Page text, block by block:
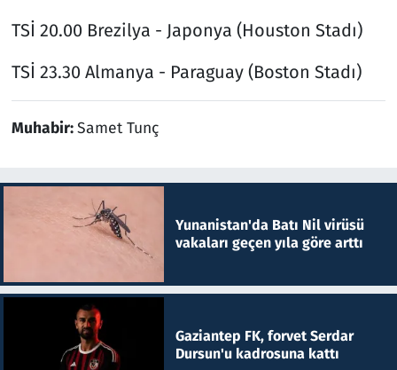
TSİ 20.00 Brezilya - Japonya (Houston Stadı)
TSİ 23.30 Almanya - Paraguay (Boston Stadı)
Muhabir:Samet Tunç
Yunanistan'da Batı Nil virüsü
vakaları geçen yıla göre arttı
Gaziantep FK, forvet Serdar
Dursun'u kadrosuna kattı